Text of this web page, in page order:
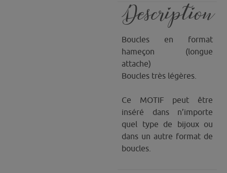
Description
Boucles en format
hameçon (longue
attache)
Boucles très légères.
Ce MOTIF peut être
inséré dans n’importe
quel type de bijoux ou
dans un autre format de
boucles.